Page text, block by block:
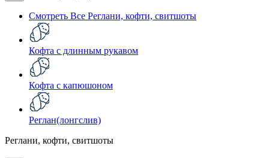
Смотреть Все Реглани, кофти, свитшоты
Кофта с длинным рукавом
Кофта с капюшоном
Реглан(лонгслив)
Реглани, кофти, свитшоты